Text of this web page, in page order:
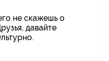
не скажешь о
давайте